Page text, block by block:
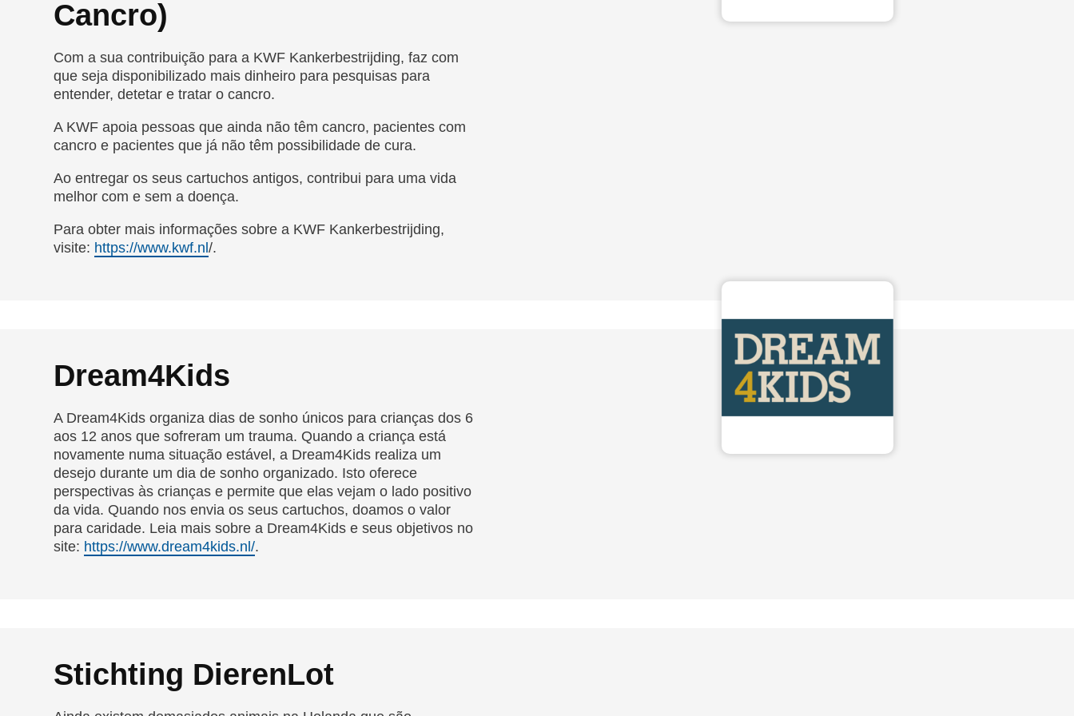
Cancro)
Com a sua contribuição para a KWF Kankerbestrijding, faz com
que seja disponibilizado mais dinheiro para pesquisas para
entender, detetar e tratar o cancro.
A KWF apoia pessoas que ainda não têm cancro, pacientes com
cancro e pacientes que já não têm possibilidade de cura.
Ao entregar os seus cartuchos antigos, contribui para uma vida
melhor com e sem a doença.
Para obter mais informações sobre a KWF Kankerbestrijding,
visite: https://www.kwf.nl/.
Dream4Kids
A Dream4Kids organiza dias de sonho únicos para crianças dos 6
aos 12 anos que sofreram um trauma. Quando a criança está
novamente numa situação estável, a Dream4Kids realiza um
desejo durante um dia de sonho organizado. Isto oferece
perspectivas às crianças e permite que elas vejam o lado positivo
da vida. Quando nos envia os seus cartuchos, doamos o valor
para caridade. Leia mais sobre a Dream4Kids e seus objetivos no
site: https://www.dream4kids.nl/.
Stichting DierenLot